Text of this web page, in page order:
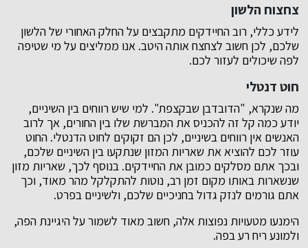
צחצוח הלשון
לידע כללי, רוב החיידקים מתקבצים על החלק האחורי של הלשון
שלכם, לכן חשוב לצחצח אותה היטב. אנו ממליצים על מי שטיפה
לפה שיכולים לעזור לכם.
חוט דנטלי
מה שנקרא, "הדובדבן שבקצפת". למי שיש רווחים בין השיניים,
יודע כמה קל זה להכניס את המברשת שלו בין החורים, אך לרוב
האנשים אין רווחים בשיניים, לכן הם זקוקים לחוט הדנטלי. החוט
עוזר לכם להוציא את שאריות המזון שנתקעו בין השיניים שלכם,
ובכך אתם מסלקים כמובן את החיידקים. בנוסף לכך, שאריות מזון
שנשארות באותו מקום זמן רב, נוטות להתקלקל מהר מאוד, וכך
אתם גורמים לנזק גדול בחניכיים שלכם, ולשיניים בפרט.
הימנעו מטעויות נפוצות אלה, חשוב מאוד לשמור על היגיינת הפה,
ולמונע ריח רע בפה.